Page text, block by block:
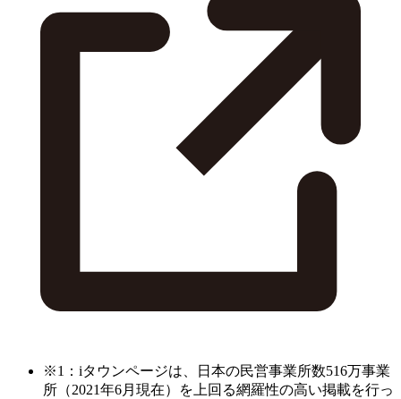
※1：iタウンページは、日本の民営事業所数516万事業
所（2021年6月現在）を上回る網羅性の高い掲載を行っ